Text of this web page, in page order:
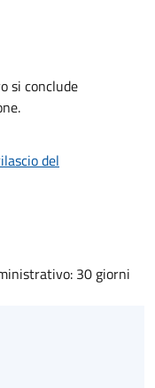
si conclude
del
30 giorni